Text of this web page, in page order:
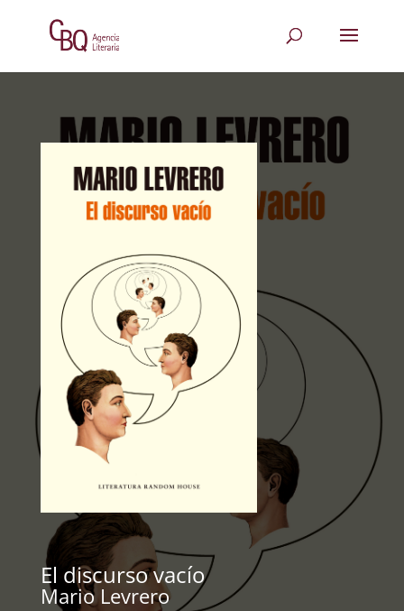
El discurso vacío
Mario Levrero